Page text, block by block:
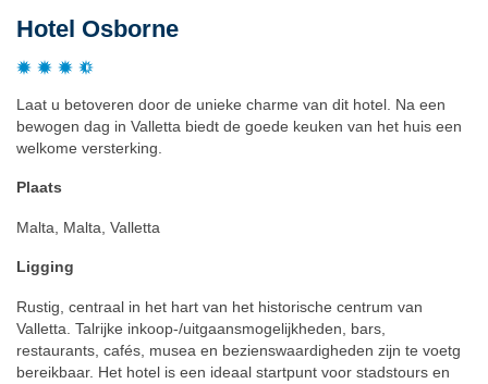
Hotel Osborne
Laat u betoveren door de unieke charme van dit hotel. Na een
bewogen dag in Valletta biedt de goede keuken van het huis een
welkome versterking.
Plaats
Malta, Malta, Valletta
Ligging
Rustig, centraal in het hart van het historische centrum van
Valletta. Talrijke inkoop-/uitgaansmogelijkheden, bars,
restaurants, cafés, musea en bezienswaardigheden zijn te voetg
bereikbaar. Het hotel is een ideaal startpunt voor stadstours en